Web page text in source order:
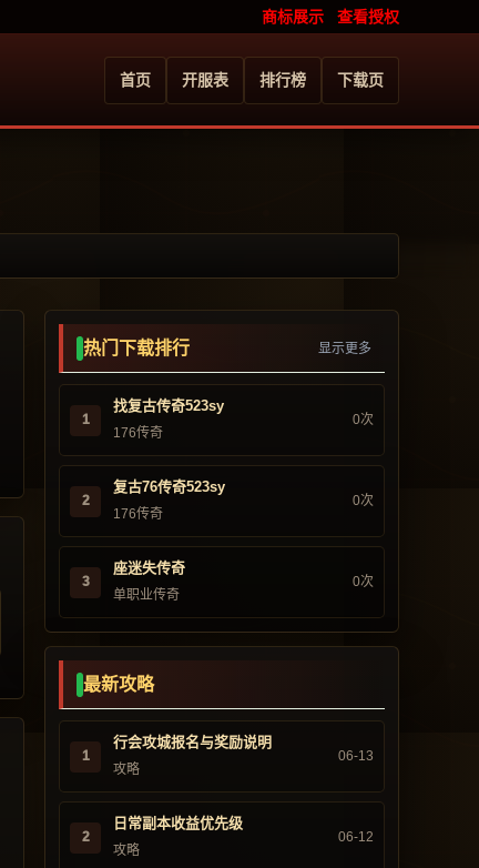
商标展示 查看授权
首页 开服表 排行榜 下载页
热门下载排行 显示更多
1
找复古传奇523sy
176传奇
0次
2
复古76传奇523sy
176传奇
0次
3
座迷失传奇
单职业传奇
0次
最新攻略
1
行会攻城报名与奖励说明
攻略
06-13
2
日常副本收益优先级
攻略
06-12